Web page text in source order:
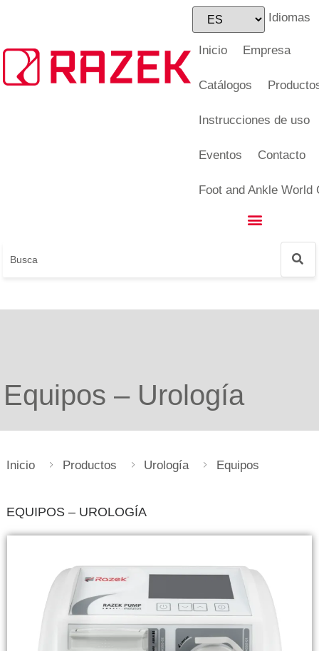
Idiomas
Inicio Empresa
Catálogos
Instrucciones de uso
Eventos Contacto
Foot and Ankle World
Equipos – Urología
Inicio Productos Urología Equipos
EQUIPOS – UROLOGÍA